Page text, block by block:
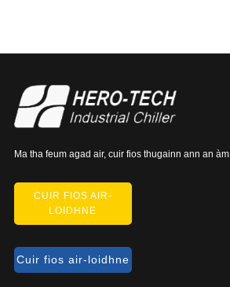
Ma tha feum agad air, cuir fios thugainn ann an àm
CUIR FIOS AIR-
LOIDHNE
Cuir fios air-loidhne